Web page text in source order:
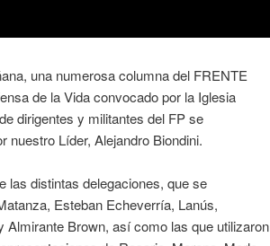
una numerosa columna del FRENTE
de la Vida convocado por la Iglesia
dirigentes y militantes del FP se
nuestro Líder, Alejandro Biondini.
las distintas delegaciones, que se
Esteban Echeverría, Lanús,
Almirante Brown, así como las que utilizaron